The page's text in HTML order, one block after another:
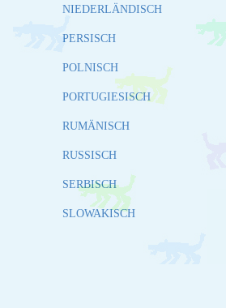
NIEDERLÄNDISCH
PERSISCH
POLNISCH
PORTUGIESISCH
RUMÄNISCH
RUSSISCH
SERBISCH
SLOWAKISCH